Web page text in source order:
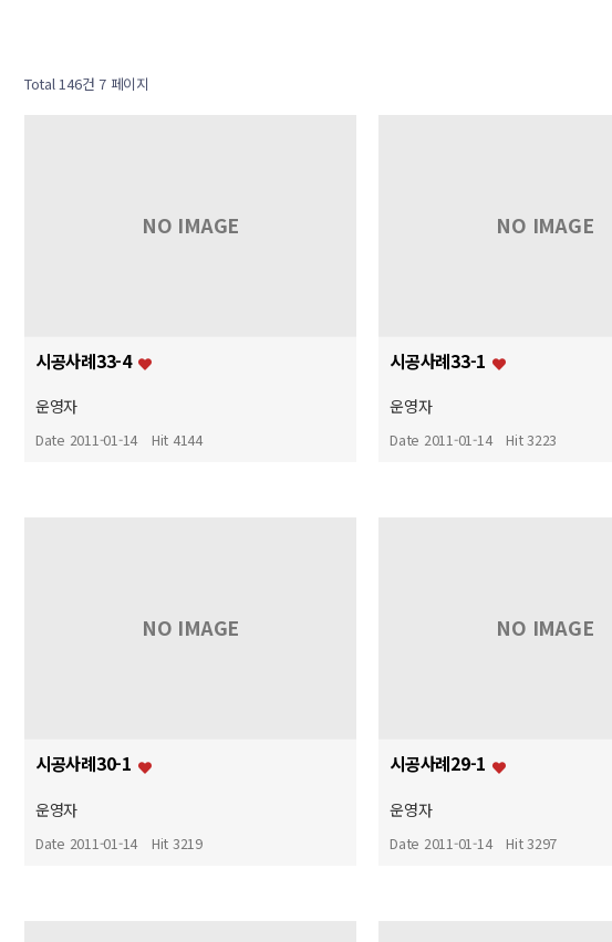
Total 146건 7 페이지
NO IMAGE
시공사례33-4
운영자
Date 2011-01-14 Hit 4144
NO IMAGE
시공사례33-1
운영자
Date 2011-01-14 Hit 3223
NO IMAGE
시공사례30-1
운영자
Date 2011-01-14 Hit 3219
NO IMAGE
시공사례29-1
운영자
Date 2011-01-14 Hit 3297